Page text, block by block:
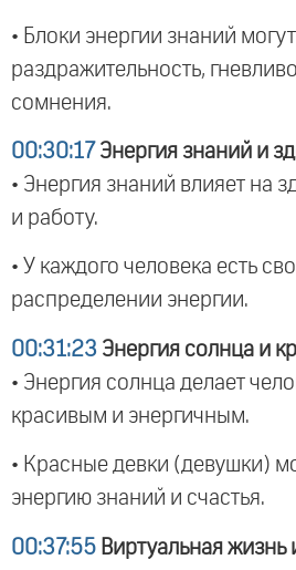
• Блоки энергии знаний
раздражительность,
сомнения.
00:30:17 Энергия знаний и
• Энергия знаний влияет на
и работу.
• У каждого человека есть
распределении энергии.
00:31:23 Энергия солнца и
• Энергия солнца делает
красивым и энергичным.
• Красные девки (девушки)
энергию знаний и счастья.
00:37:55 Виртуальная жизнь